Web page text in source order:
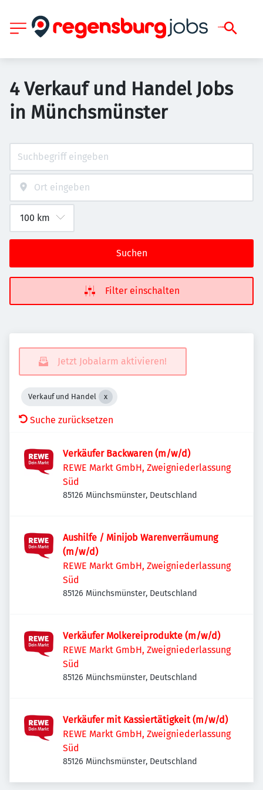
4 Verkauf und Handel Jobs
in Münchsmünster
Suchen
Filter einschalten
Jetzt Jobalarm aktivieren!
Verkauf und Handel
Suche zurücksetzen
Verkäufer Backwaren (m/w/d)
REWE Markt GmbH, Zweigniederlassung
Süd
85126 Münchsmünster, Deutschland
Aushilfe / Minijob Warenverräumung
(m/w/d)
REWE Markt GmbH, Zweigniederlassung
Süd
85126 Münchsmünster, Deutschland
Verkäufer Molkereiprodukte (m/w/d)
REWE Markt GmbH, Zweigniederlassung
Süd
85126 Münchsmünster, Deutschland
Verkäufer mit Kassiertätigkeit (m/w/d)
REWE Markt GmbH, Zweigniederlassung
Süd
85126 Münchsmünster, Deutschland